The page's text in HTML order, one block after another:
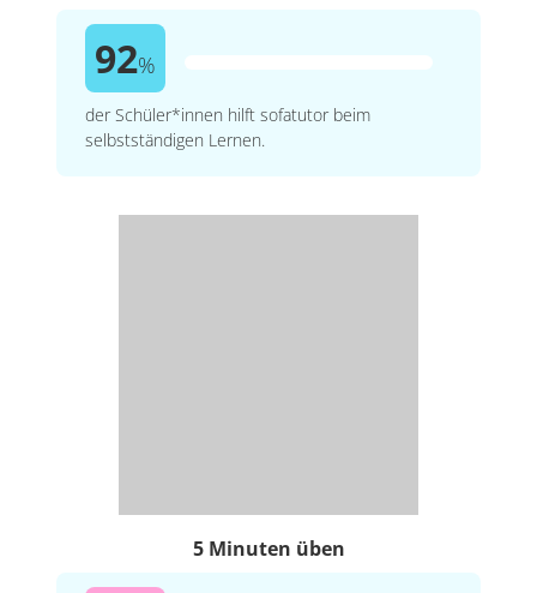
92%
der Schüler*innen hilft sofatutor beim
selbstständigen Lernen.
5 Minuten üben